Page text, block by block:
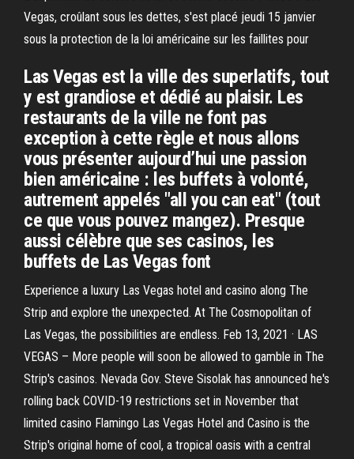
Vegas, croûlant sous les dettes, s'est placé jeudi 15 janvier
sous la protection de la loi américaine sur les faillites pour
Las Vegas est la ville des superlatifs, tout
y est grandiose et dédié au plaisir. Les
restaurants de la ville ne font pas
exception à cette règle et nous allons
vous présenter aujourd’hui une passion
bien américaine : les buffets à volonté,
autrement appelés "all you can eat" (tout
ce que vous pouvez mangez). Presque
aussi célèbre que ses casinos, les
buffets de Las Vegas font
Experience a luxury Las Vegas hotel and casino along The
Strip and explore the unexpected. At The Cosmopolitan of
Las Vegas, the possibilities are endless. Feb 13, 2021 · LAS
VEGAS – More people will soon be allowed to gamble in The
Strip's casinos. Nevada Gov. Steve Sisolak has announced he's
rolling back COVID-19 restrictions set in November that
limited casino Flamingo Las Vegas Hotel and Casino is the
Strip's original home of cool, a tropical oasis with a central